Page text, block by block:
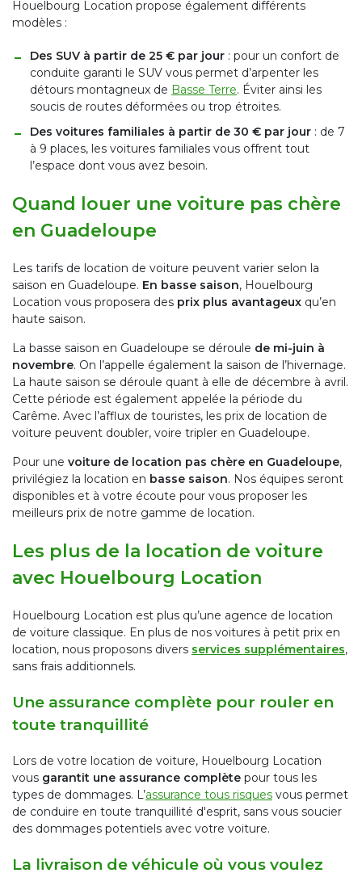
Houelbourg Location propose également différents
modèles :
Des SUV à partir de 25 € par jour : pour un confort de
conduite garanti le SUV vous permet d’arpenter les
détours montagneux de Basse Terre. Éviter ainsi les
soucis de routes déformées ou trop étroites.
Des voitures familiales à partir de 30 € par jour : de 7
à 9 places, les voitures familiales vous offrent tout
l’espace dont vous avez besoin.
Quand louer une voiture pas chère
en Guadeloupe
Les tarifs de location de voiture peuvent varier selon la
saison en Guadeloupe. En basse saison, Houelbourg
Location vous proposera des prix plus avantageux qu’en
haute saison.
La basse saison en Guadeloupe se déroule de mi-juin à
novembre. On l’appelle également la saison de l’hivernage.
La haute saison se déroule quant à elle de décembre à avril.
Cette période est également appelée la période du
Carême. Avec l’afflux de touristes, les prix de location de
voiture peuvent doubler, voire tripler en Guadeloupe.
Pour une voiture de location pas chère en Guadeloupe,
privilégiez la location en basse saison. Nos équipes seront
disponibles et à votre écoute pour vous proposer les
meilleurs prix de notre gamme de location.
Les plus de la location de voiture
avec Houelbourg Location
Houelbourg Location est plus qu’une agence de location
de voiture classique. En plus de nos voitures à petit prix en
location, nous proposons divers services supplémentaires,
sans frais additionnels.
Une assurance complète pour rouler en
toute tranquillité
Lors de votre location de voiture, Houelbourg Location
vous garantit une assurance complète pour tous les
types de dommages. L’assurance tous risques vous permet
de conduire en toute tranquillité d'esprit, sans vous soucier
des dommages potentiels avec votre voiture.
La livraison de véhicule où vous voulez